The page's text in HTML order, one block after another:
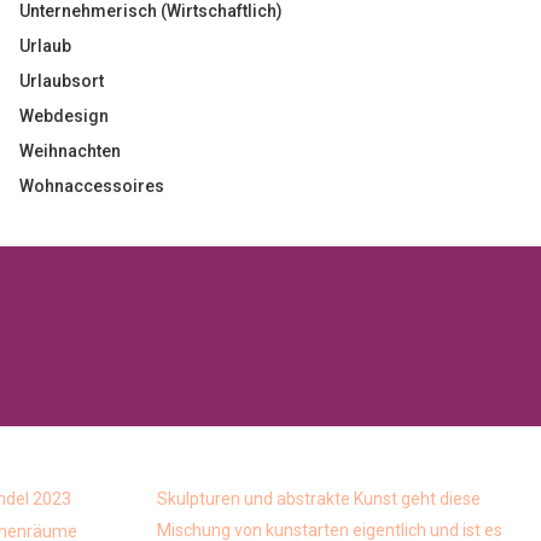
Unternehmerisch (Wirtschaftlich)
Urlaub
Urlaubsort
Webdesign
Weihnachten
Wohnaccessoires
2023
Skulpturen und abstrakte Kunst geht diese
Mischung von kunstarten eigentlich und ist es